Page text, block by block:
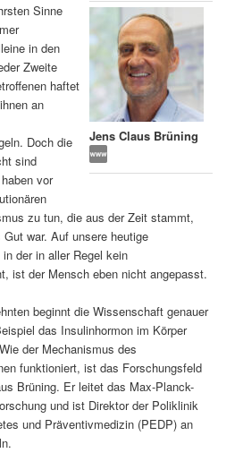
Jens Claus Brüning
Sinne
in den
Zweite
haftet
an
Doch die
sind
vor
zu tun, die aus der Zeit stammt,
war. Auf unsere heutige
der in aller Regel kein
ist der Mensch eben nicht angepasst.
beginnt die Wissenschaft genauer
das Insulinhormon im Körper
der Mechanismus des
funktioniert, ist das Forschungsfeld
Brüning. Er leitet das Max-Planck-
und ist Direktor der Poliklinik
und Präventivmedizin (PEDP) an